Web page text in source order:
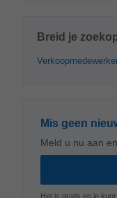
Breid je
Mis geen
Meld u nu aan
Het is gratis en je